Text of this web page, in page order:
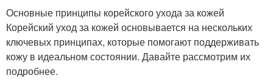
Основные принципы корейского ухода за кожей
Корейский уход за кожей основывается на нескольких
ключевых принципах, которые помогают поддерживать
кожу в идеальном состоянии. Давайте рассмотрим их
подробнее.